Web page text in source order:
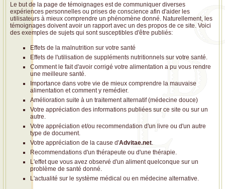
Le but de la page de témoignages est de communiquer diverses
expériences personnelles ou prises de conscience afin d'aider les
utilisateurs à mieux comprendre un phénomène donné. Naturellement, les
témoignages doivent avoir un rapport avec un des propos de ce site. Voici
des exemples de sujets qui sont susceptibles d'être publiés:
Effets de la malnutrition sur votre santé
Effets de l'utilisation de suppléments nutritionnels sur votre santé.
Comment le fait d'avoir corrigé votre alimentation a pu vous rendre
une meilleure santé.
Importance dans votre vie de mieux comprendre la mauvaise
alimentation et comment y remédier.
Amélioration suite à un traitement alternatif (médecine douce)
Votre appréciation des informations publiées sur ce site ou sur un
autre.
Votre appréciation et/ou recommendation d'un livre ou d'un autre
type de document.
Votre appréciation de la cause d'Advitae.net
Recommendations d'un thérapeute ou d'une thérapie.
L'effet que vous avez observé d'un aliment quelconque sur un
problème de santé donné.
L'actualité sur le système médical ou en médecine alternative.